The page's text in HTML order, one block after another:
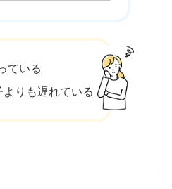
ている
りも遅れている